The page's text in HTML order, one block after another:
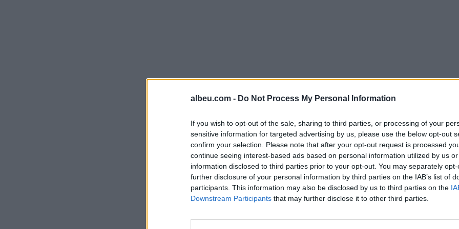
albeu.com - Do Not Process My Personal Information
If you wish to opt-out of the sale, sharing to third parties, or processing of your
sensitive information for targeted advertising by us, please use the below opt-out
confirm your selection. Please note that after your opt-out request is processed
continue seeing interest-based ads based on personal information utilized by us
information disclosed to third parties prior to your opt-out. You may separately
further disclosure of your personal information by third parties on the IAB’s list of
participants. This information may also be disclosed by us to third parties on the
Downstream Participants that may further disclose it to other third parties.